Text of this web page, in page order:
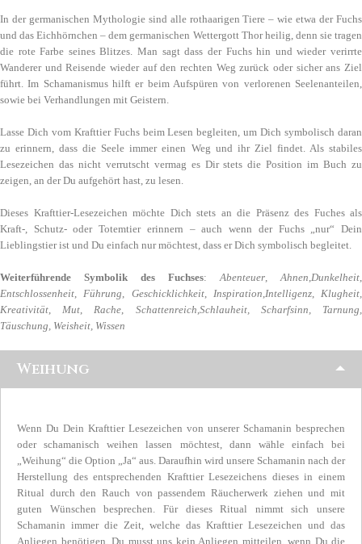
In der germanischen Mythologie sind alle rothaarigen Tiere – wie etwa der Fuchs
und das Eichhörnchen – dem germanischen Wettergott Thor heilig, denn sie tragen
die rote Farbe seines Blitzes. Man sagt dass der Fuchs hin und wieder verirrte
Wanderer und Reisende wieder auf den rechten Weg zurück oder sicher ans Ziel
führt. Im Schamanismus hilft er beim Aufspüren von verlorenen Seelenanteilen,
sowie bei Verhandlungen mit Geistern.
Lasse Dich vom Krafttier Fuchs beim Lesen begleiten, um Dich symbolisch daran
zu erinnern, dass die Seele immer einen Weg und ihr Ziel findet. Als stabiles
Lesezeichen das nicht verrutscht vermag es Dir stets die Position im Buch zu
zeigen, an der Du aufgehört hast, zu lesen.
Dieses Krafttier-Lesezeichen möchte Dich stets an die Präsenz des Fuches als
Kraft-, Schutz- oder Totemtier erinnern – auch wenn der Fuchs „nur“ Dein
Lieblingstier ist und Du einfach nur möchtest, dass er Dich symbolisch begleitet.
Weiterführende Symbolik des Fuchses:Abenteuer,Ahnen,Dunkelheit,
Entschlossenheit,Führung, Geschicklichkeit, Inspiration,Intelligenz, Klugheit,
Kreativität,Mut,Rache, Schattenreich,Schlauheit, Scharfsinn, Tarnung,
Täuschung, Weisheit, Wissen
Weihung
Wenn Du Dein Krafttier Lesezeichen von unserer Schamanin besprechen
oder schamanisch weihen lassen möchtest, dann wähle einfach bei
„Weihung“ die Option „Ja“ aus. Daraufhin wird unsere Schamanin nach der
Herstellung des entsprechenden Krafttier Lesezeichens dieses in einem
Ritual durch den Rauch von passendem Räucherwerk ziehen und mit
guten Wünschen besprechen. Für dieses Ritual nimmt sich unsere
Schamanin immer die Zeit, welche das Krafttier Lesezeichen und das
Anliegen benötigen. Du musst uns kein Anliegen mitteilen, wenn Du die